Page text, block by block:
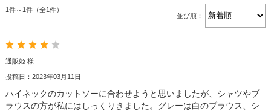
1件～1件（全1件）
並び順：
通販姫 様
投稿日：2023年03月11日
ハイネックのカットソーに合わせようと思いましたが、シャツやブ
ラウスの方が私にはしっくりきました。グレーは白のブラウス、シ